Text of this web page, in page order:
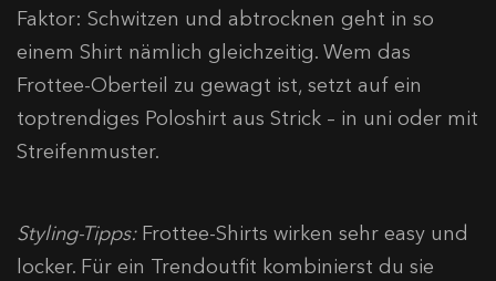
Faktor: Schwitzen und abtrocknen geht in so
einem Shirt nämlich gleichzeitig. Wem das
Frottee-Oberteil zu gewagt ist, setzt auf ein
toptrendiges Poloshirt aus Strick – in uni oder mit
Streifenmuster.
Styling-Tipps:Frottee-Shirts wirken sehr easy und
locker. Für ein Trendoutfit kombinierst du sie